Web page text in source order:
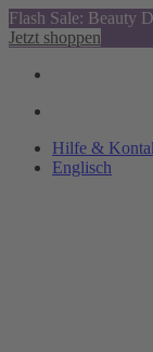
Flash Sale: Beauty
Jetzt shoppen
Hilfe &
Englisch